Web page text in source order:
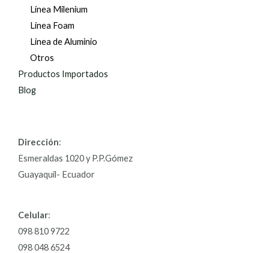
Línea Milenium
Línea Foam
Línea de Aluminio
Otros
Productos Importados
Blog
Dirección:
Esmeraldas 1020 y P.P.Gómez
Guayaquil- Ecuador
Celular:
098 810 9722
098 048 6524